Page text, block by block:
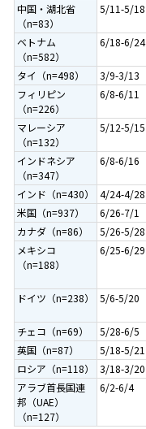
中国・湖北省
（n=83）
5/11-5/18
ベトナム
（n=582）
6/18-6/24
タイ（n=498） 3/9-3/13
フィリピン
（n=226）
6/8-6/11
マレーシア
（n=132）
5/12-5/15
インドネシア
（n=347）
6/8-6/16
インド（n=430） 4/24-4/28
米国（n=937）
6/26-7/1
カナダ（n=86）
5/26-5/28
メキシコ
（n=188）
6/25-6/29
ドイツ（n=238） 5/6-5/20
チェコ（n=69） 5/28-6/5
英国（n=87）
5/18-5/21
ロシア（n=118）
3/18-3/20
アラブ首長国連
邦（UAE）
（n=127）
6/2-6/4